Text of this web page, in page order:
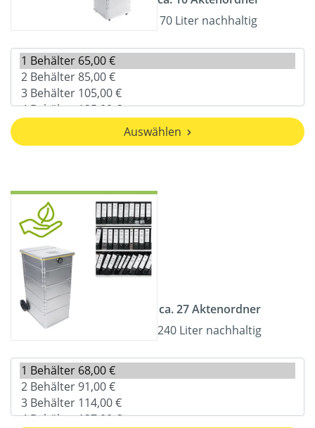
70 Liter nachhaltig
Auswählen
ca. 27 Aktenordner
240 Liter nachhaltig